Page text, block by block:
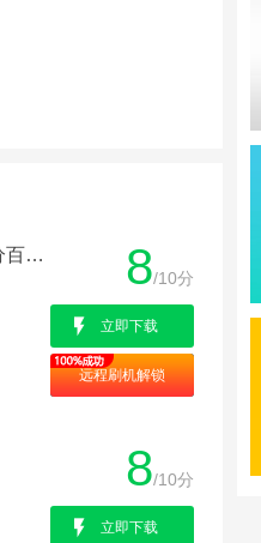
OPPO A57全网通 Color经典版 超级优化 解账户锁 可救砖 百分百成功 8/10分
立即下载
远程刷机解锁
8/10分
立即下载